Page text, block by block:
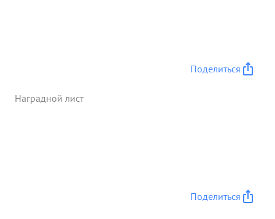
,уничтожил 3 крупнокалиберных пулемета и 5
немецкой пехоты. ...»
Поделиться
Наградной лист
Поделиться